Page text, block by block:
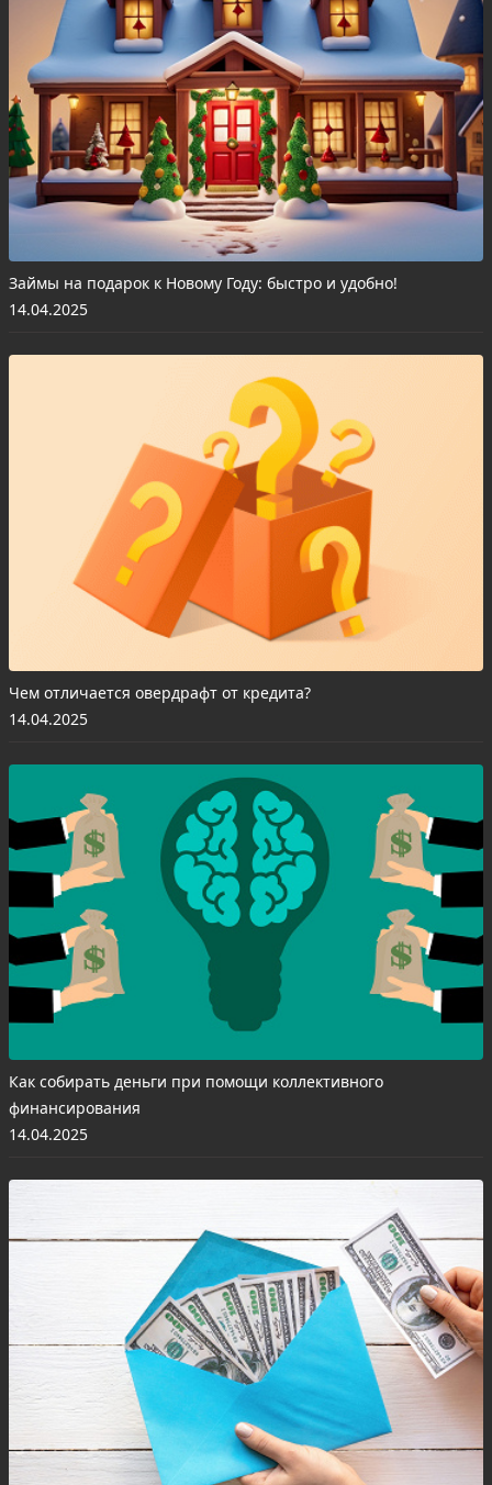
Займы на подарок к Новому Году: быстро и удобно!
14.04.2025
Чем отличается овердрафт от кредита?
14.04.2025
Как собирать деньги при помощи коллективного
финансирования
14.04.2025